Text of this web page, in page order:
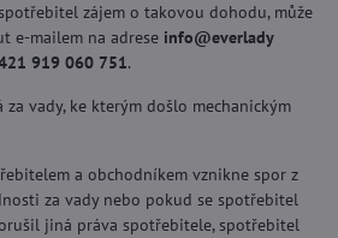
zájem o takovou dohodu, může
e-mailem na adrese info​@everlady​
919 060 751.
vady, ke kterým došlo mechanickým
a obchodníkem vznikne spor z
za vady nebo pokud se spotřebitel
jiná práva spotřebitele, spotřebitel